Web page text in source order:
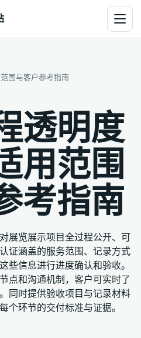
围与客户参考指南
透明度
用范围
考指南
展览展示项目全过程公开、可
证涵盖的服务范围、记录方式
些信息进行进度确认和验收。
点和沟通机制，客户可实时了
同时提供验收项目与记录材料
个环节的交付标准与证据。